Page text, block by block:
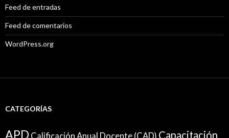
Feed de entradas
Feed de comentarios
WordPress.org
CATEGORÍAS
APD Capacitación